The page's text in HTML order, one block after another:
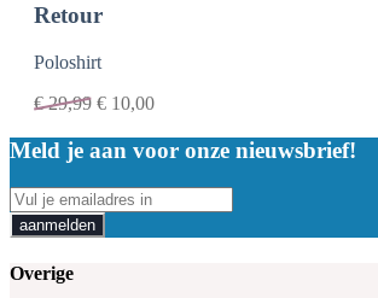
Retour
Poloshirt
€29,99 € 10,00
Meld je aan voor onze nieuwsbrief!
aanmelden
Overige